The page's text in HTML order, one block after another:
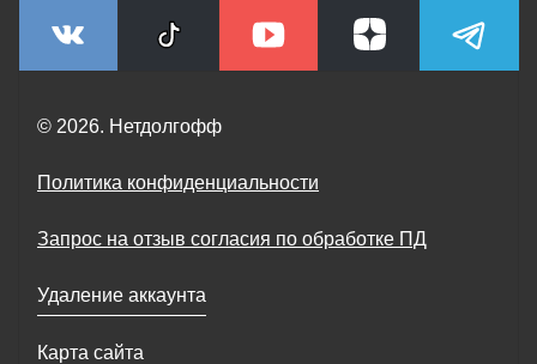
© 2026. Нетдолгофф
Политика конфиденциальности
Запрос на отзыв согласия по обработке ПД
Удаление аккаунта
Карта сайта